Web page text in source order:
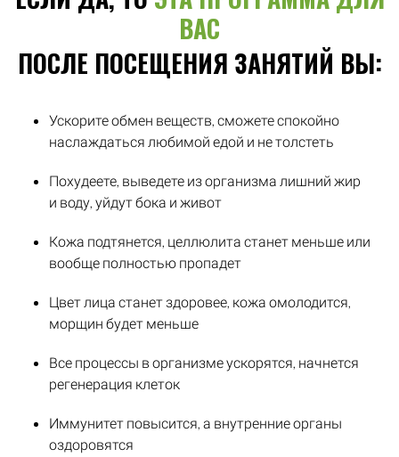
ВАС
ПОСЛЕ ПОСЕЩЕНИЯ ЗАНЯТИЙ ВЫ:
Ускорите обмен веществ, сможете спокойно
наслаждаться любимой едой и не толстеть
Похудеете, выведете из организма лишний жир
и воду, уйдут бока и живот
Кожа подтянется, целлюлита станет меньше или
вообще полностью пропадет
Цвет лица станет здоровее, кожа омолодится,
морщин будет меньше
Все процессы в организме ускорятся, начнется
регенерация клеток
Иммунитет повысится, а внутренние органы
оздоровятся